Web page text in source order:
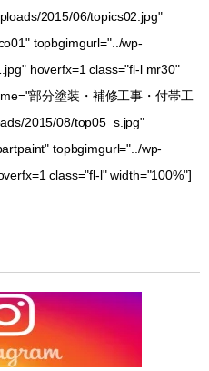
2015/06/topics02.jpg"
topbgimgurl="../wp-
hoverfx=1 class="fl-l mr30"
部分塗装・補修工事・付帯工
2015/08/top05_s.jpg"
topbgimgurl="../wp-
class="fl-l" width="100%"]